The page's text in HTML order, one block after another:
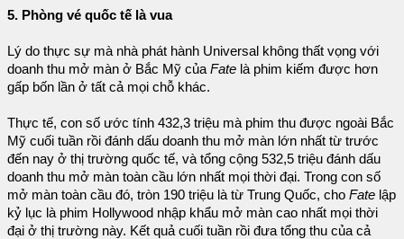
5. Phòng vé quốc tế là vua
Lý do thực sự mà nhà phát hành Universal không thất vọng với
doanh thu mở màn ở Bắc Mỹ của Fate là phim kiếm được hơn
gấp bốn lần ở tất cả mọi chỗ khác.
Thực tế, con số ước tính 432,3 triệu mà phim thu được ngoài Bắc
Mỹ cuối tuần rồi đánh dấu doanh thu mở màn lớn nhất từ trước
đến nay ở thị trường quốc tế, và tổng cộng 532,5 triệu đánh dấu
doanh thu mở màn toàn cầu lớn nhất mọi thời đại. Trong con số
mở màn toàn cầu đó, tròn 190 triệu là từ Trung Quốc, cho Fate lập
kỷ lục là phim Hollywood nhập khẩu mở màn cao nhất mọi thời
đại ở thị trường này. Kết quả cuối tuần rồi đưa tổng thu của cả